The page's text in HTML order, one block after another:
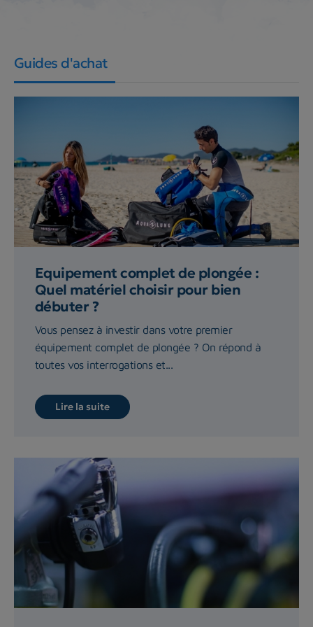
Guides d'achat
Equipement complet de plongée :
Quel matériel choisir pour bien
débuter ?
Vous pensez à investir dans votre premier
équipement complet de plongée ? On répond à
toutes vos interrogations et...
Lire la suite